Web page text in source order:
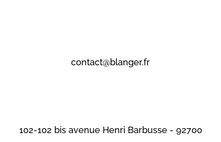
contact@blanger.fr
102-102 bis avenue Henri Barbusse - 92700